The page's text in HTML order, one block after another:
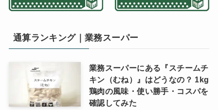
通算ランキング｜業務スーパー
業務スーパーにある『スチームチ
キン（むね）』はどうなの？ 1kg
鶏肉の風味・使い勝手・コスパを
確認してみた